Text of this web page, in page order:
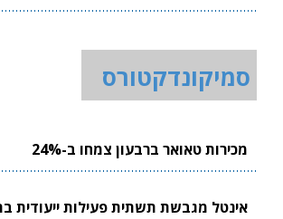
סמיקונדקטורס
מכירות טאואר ברבעון צמחו ב-24%
אינטל מגבשת תשתית פעילות ייעודית